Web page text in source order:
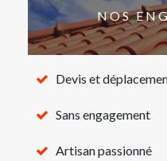
NOS
Devis et
Sans engagement
Artisan passionné